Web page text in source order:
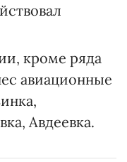
кроме ряда
авиационные
Авдеевка.